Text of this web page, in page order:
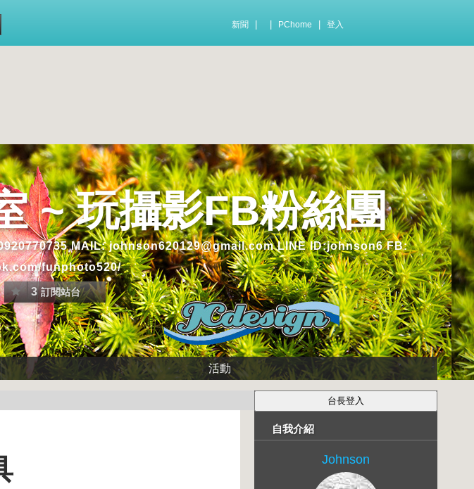
新聞 PChome 登入
~ 玩攝影FB粉絲團
0920770735 MAIL: johnson620129@gmail.com LINE ID:johnson6 FB:
funphoto520/
3 訂閱站台
活動
自我介紹
Johnson